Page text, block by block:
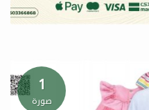
1
صورة